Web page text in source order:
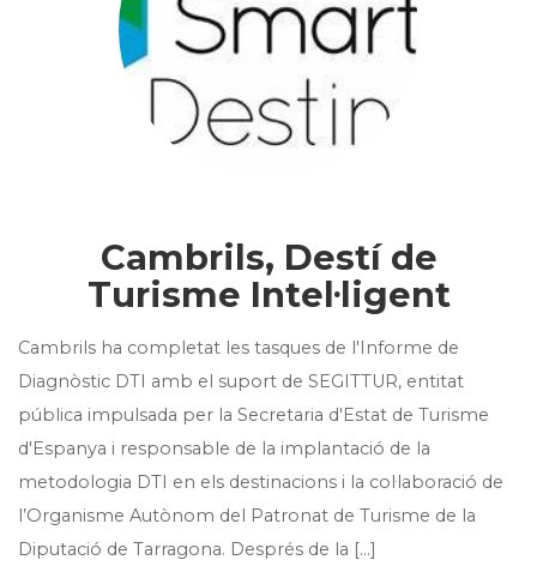
Cambrils, Destí de
Turisme Intel·ligent
Cambrils ha completat les tasques de l'Informe de
Diagnòstic DTI amb el suport de SEGITTUR, entitat
pública impulsada per la Secretaria d'Estat de Turisme
d'Espanya i responsable de la implantació de la
metodologia DTI en els destinacions i la col·laboració de
l’Organisme Autònom del Patronat de Turisme de la
Diputació de Tarragona. Després de la [...]